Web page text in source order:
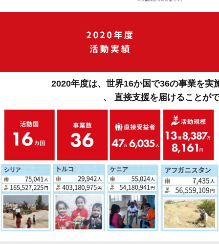
2020年度は、世界16か国で36の事業を実
、
直接支援を届けることが